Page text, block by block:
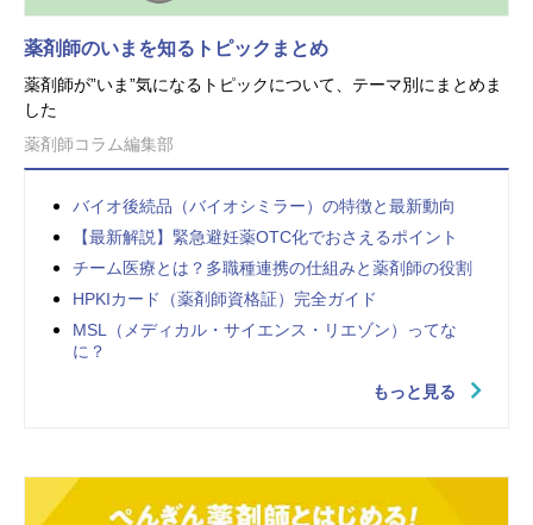
薬剤師のいまを知るトピックまとめ
薬剤師が”いま”気になるトピックについて、テーマ別にまとめま
した
薬剤師コラム編集部
バイオ後続品（バイオシミラー）の特徴と最新動向
【最新解説】緊急避妊薬OTC化でおさえるポイント
チーム医療とは？多職種連携の仕組みと薬剤師の役割
HPKIカード（薬剤師資格証）完全ガイド
MSL（メディカル・サイエンス・リエゾン）ってな
に？
もっと見る